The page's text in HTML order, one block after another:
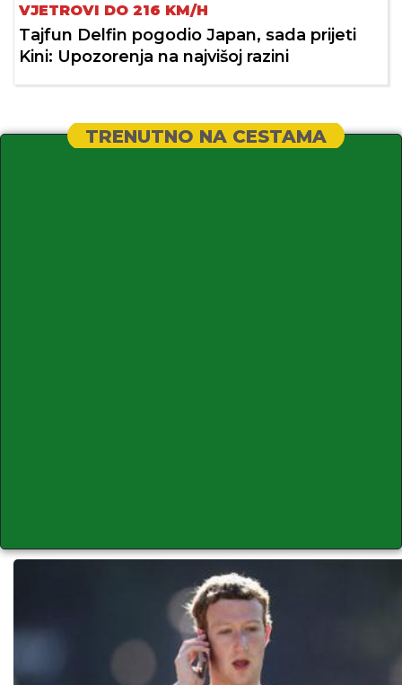
VJETROVI DO 216 KM/H
Tajfun Delfin pogodio Japan, sada prijeti
Kini: Upozorenja na najvišoj razini
TRENUTNO NA CESTAMA